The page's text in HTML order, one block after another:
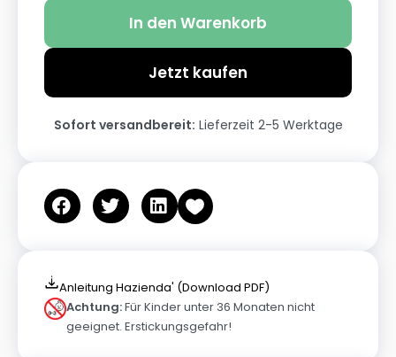
In den Warenkorb
Jetzt kaufen
Sofort versandbereit: Lieferzeit 2-5 Werktage
Anleitung Hazienda' (Download PDF)
Achtung:Für Kinder unter 36 Monaten nicht
geeignet. Erstickungsgefahr!